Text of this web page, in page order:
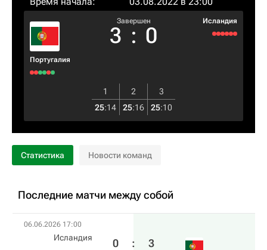
Португалия
Завершен
3 : 0
Исландия
1 2
3
25:14 25:16 25:10
Статистика Новости команд
Последние матчи между собой
06.06.2026 17:00
Исландия 0 : 3